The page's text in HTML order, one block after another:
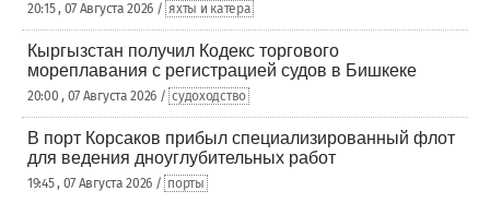
20:15 , 07 Августа 2026 / яхты и катера
Кыргызстан получил Кодекс торгового
мореплавания с регистрацией судов в Бишкеке
20:00 , 07 Августа 2026 / судоходство
В порт Корсаков прибыл специализированный флот
для ведения дноуглубительных работ
19:45 , 07 Августа 2026 / порты